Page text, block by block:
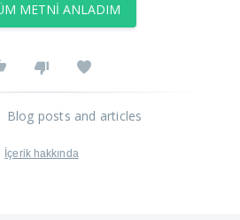
METNI ANLADIM
Blog posts and articles
İçerik hakkında